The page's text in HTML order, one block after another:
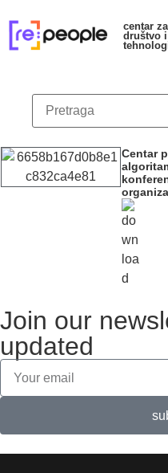
centar za
društvo i
Centar
Join our
updated